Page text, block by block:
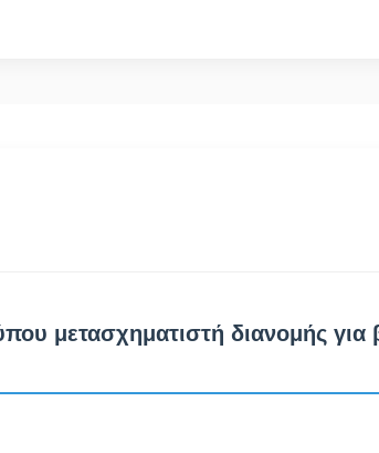
μετασχηματιστή διανομής για